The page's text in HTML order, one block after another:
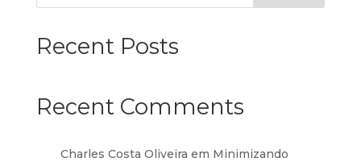
Recent Posts
Recent Comments
Charles Costa Oliveira em Minimizando